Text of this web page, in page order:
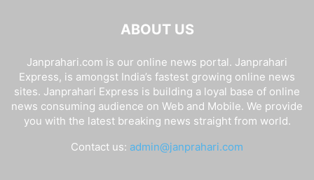
ABOUT US
Janprahari.com is our online news portal. Janprahari
Express, is amongst India’s fastest growing online news
sites. Janprahari Express is building a loyal base of online
news consuming audience on Web and Mobile. We provide
you with the latest breaking news straight from world.
Contact us: admin@janprahari.com